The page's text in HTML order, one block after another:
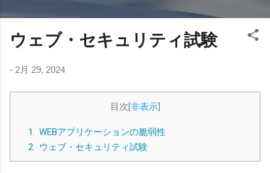
ウェブ・セキュリティ試験
- 2月 29, 2024
目次[非表示]
1. WEBアプリケーションの脆弱性
2. ウェブ・セキュリティ試験